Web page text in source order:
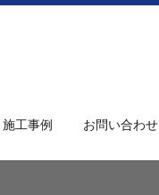
施工事例 お問い合わせ